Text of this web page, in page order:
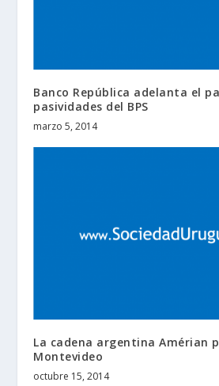
Banco República adelanta el
pasividades del BPS
marzo 5, 2014
La cadena argentina Amérian
Montevideo
octubre 15, 2014